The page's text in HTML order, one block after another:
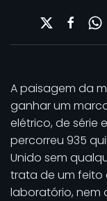
A paisagem da
ganhar um
elétrico, de série
percorreu 935
Unido sem
trata de um feito
laboratório, nem